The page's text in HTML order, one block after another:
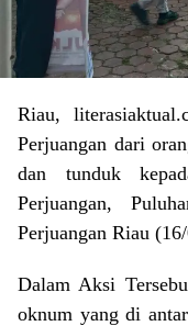
Riau,
Perjuangan dari
dan tunduk
Perjuangan,
Perjuangan Riau
Dalam Aksi
oknum yang di